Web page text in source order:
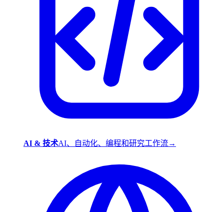
AI & 技术AI、自动化、编程和研究工作流→